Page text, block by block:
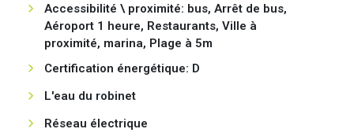
Accessibilité \ proximité: bus, Arrêt de bus,
Aéroport 1 heure, Restaurants, Ville à
proximité, marina, Plage à 5m
Certification énergétique: D
L'eau du robinet
Réseau électrique